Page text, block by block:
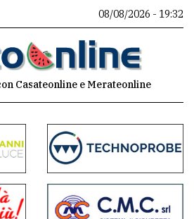
08/08/2026 - 19:32
Casateonline e Merateonline